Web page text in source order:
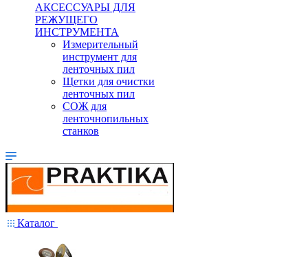
АКСЕССУАРЫ ДЛЯ
РЕЖУЩЕГО
ИНСТРУМЕНТА
Измерительный
инструмент для
ленточных пил
Щетки для очистки
ленточных пил
СОЖ для
ленточнопильных
станков
Каталог